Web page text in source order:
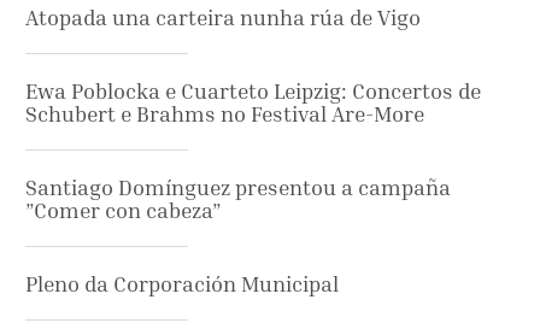
Atopada una carteira nunha rúa de Vigo
Ewa Poblocka e Cuarteto Leipzig: Concertos de
Schubert e Brahms no Festival Are-More
Santiago Domínguez presentou a campaña
”Comer con cabeza”
Pleno da Corporación Municipal